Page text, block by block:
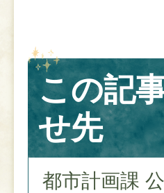
この記
せ先
都市計画課